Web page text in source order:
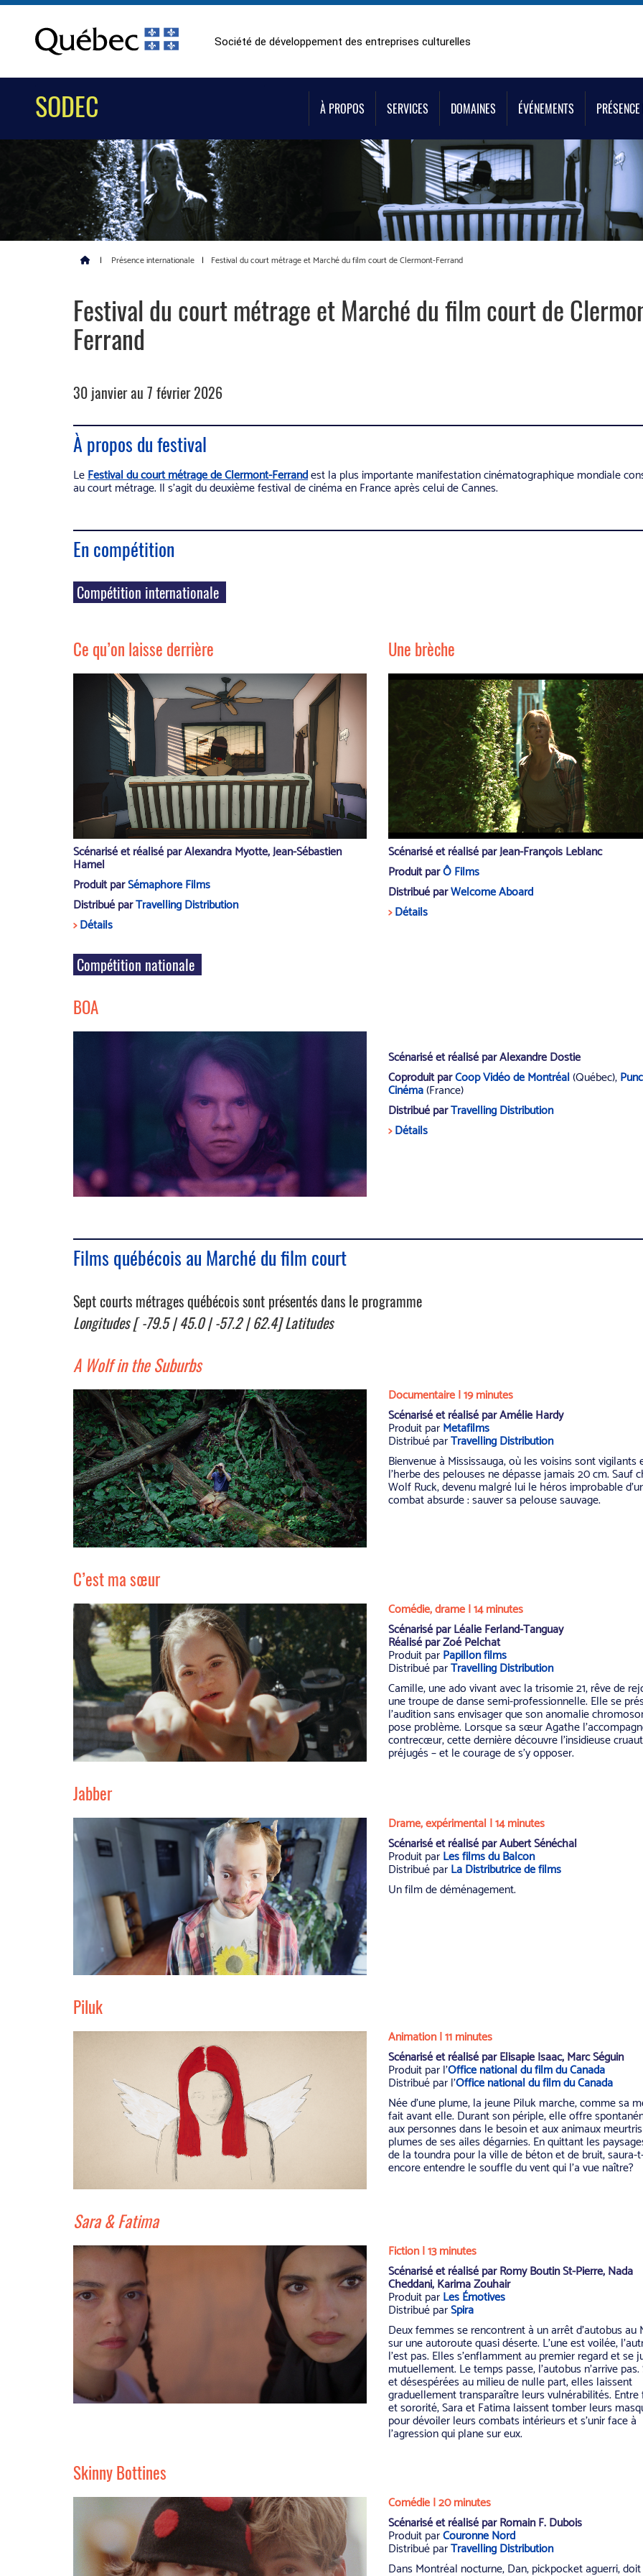
Société de développement des entreprises culturelles
SODEC À PROPOS SERVICES DOMAINES ÉVÉNEMENTS
| Présence internationale | Festival du court métrage et Marché du film court de Clermont-Ferrand
Festival du court métrage et Marché du film court de
Ferrand
30 janvier au 7 février 2026
À propos du festival
LeFestival du court métrage de Clermont-Ferrandest la plus importante manifestation cinématographique mondiale
au court métrage. Il s’agit du deuxième festival de cinéma en France après celui de Cannes.
En compétition
Compétition internationale
Ce qu’on laisse derrière
Scénarisé et réalisé par Alexandra Myotte, Jean-Sébastien
Hamel
Produit parSémaphore Films
Distribué parTravelling Distribution
>Détails
Une brèche
Scénarisé et réalisé par Jean-François Leblanc
Produit parÔ Films
Distribué parWelcome Aboard
>Détails
Compétition nationale
BOA
Scénarisé et réalisé par Alexandre Dostie
Coproduit parCoop Vidéo de Montréal(Québec),
Cinéma(France)
Distribué parTravelling Distribution
>Détails
Films québécois au Marché du film court
Sept courts métrages québécois sont présentés dans le programme
Longitudes [ -79.5 | 45.0 | -57.2 | 62.4] Latitudes
A Wolf in the Suburbs
Documentaire | 19 minutes
Scénarisé et réalisé par Amélie Hardy
Produit parMetafilms
Distribué parTravelling Distribution
Bienvenue à Mississauga, où les voisins sont vigilants
l’herbe des pelouses ne dépasse jamais 20 cm. Sauf
Wolf Ruck, devenu malgré lui le héros improbable
combat absurde : sauver sa pelouse sauvage.
C’est ma sœur
Comédie, drame | 14 minutes
Scénarisé parLéalie Ferland-Tanguay
Réalisé par Zoé Pelchat
Produit parPapillon films
Distribué parTravelling Distribution
Camille, une ado vivant avec la trisomie 21, rêve de
une troupe de danse semi-professionnelle. Elle se
l’audition sans envisager que son anomalie
pose problème. Lorsque sa sœur Agathe
contrecœur, cette dernière découvre l’insidieuse
préjugés – et le courage de s’y opposer.
Jabber
Drame, expérimental | 14 minutes
Scénarisé et réalisé par Aubert Sénéchal
Produit parLes films du Balcon
Distribué parLa Distributrice de films
Un film de déménagement.
Piluk
Animation | 11 minutes
Scénarisé et réalisé par Elisapie Isaac, Marc Séguin
Produit par l’Office national du film du Canada
Distribué par l’Office national du film du Canada
Née d’une plume, la jeune Piluk marche, comme sa
fait avant elle. Durant son périple, elle offre
aux personnes dans le besoin et aux animaux
plumes de ses ailes dégarnies. En quittant les
de la toundra pour la ville de béton et de bruit, saura-
encore entendre le souffle du vent qui l’a vue naître?
Sara & Fatima
Fiction | 13 minutes
Scénarisé et réalisé par Romy Boutin St-Pierre, Nada
Cheddani, Karima Zouhair
Produit parLes Émotives
Distribué parSpira
Deux femmes se rencontrent à un arrêt d’autobus au
sur une autoroute quasi déserte. L’une est voilée,
l’est pas. Elles s’enflamment au premier regard et se
mutuellement. Le temps passe, l’autobus n’arrive
et désespérées au milieu de nulle part, elles laissent
graduellement transparaître leurs vulnérabilités.
et sororité, Sara et Fatima laissent tomber leurs
pour dévoiler leurs combats intérieurs et s’unir face à
l’agression qui plane sur eux.
Skinny Bottines
Comédie | 20 minutes
Scénarisé et réalisé par Romain F. Dubois
Produit parCouronne Nord
Distribué parTravelling Distribution
Dans Montréal nocturne, Dan, pickpocket aguerri, doit